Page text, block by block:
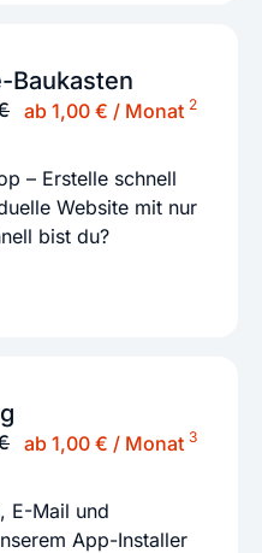
Baukasten
ab 1,00 € / Monat 2
– Erstelle schnell
Website mit nur
bist du?
ab 1,00 € / Monat 3
E-Mail und
App-Installer